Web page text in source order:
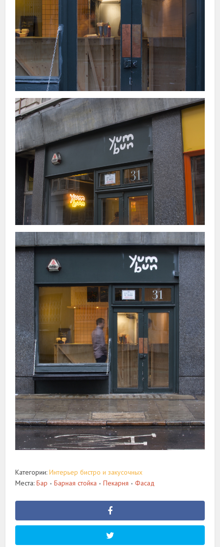
Категории:Интерьер бистро и закусочных
Места:Бар • Барная стойка • Пекарня • Фасад